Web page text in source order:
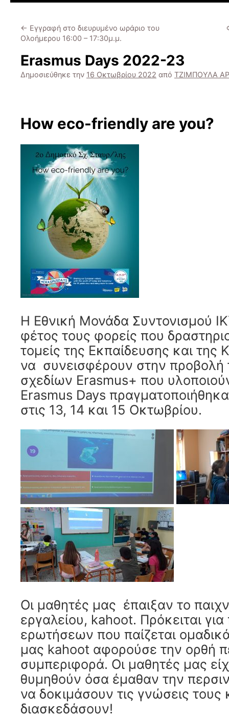
← Εγγραφή στο διευρυμένο ωράριο του
Ολοήμερου 16:00 – 17:30μ.μ.
Erasmus Days 2022-23
Δημοσιεύθηκε την 16 Οκτωβρίου 2022 από ΤΖΙΜΠΟΥΛΑ
How eco-friendly are you?
Η Εθνική Μονάδα Συντονισμού
φέτος τους φορείς που
τομείς της Εκπαίδευσης και της
να συνεισφέρουν στην
σχεδίων Erasmus+ που
Erasmus Days
στις 13, 14 και 15 Οκτωβρίου.
Οι μαθητές μας έπαιξαν το
εργαλείου, kahoot. Πρόκειται για
ερωτήσεων που παίζεται
μας kahoot αφορούσε την ορθή
συμπεριφορά. Οι μαθητές μας
θυμηθούν όσα έμαθαν την
να δοκιμάσουν τις γνώσεις
διασκεδάσουν!